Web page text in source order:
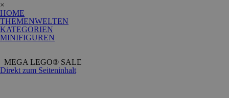
×
HOME
THEMENWELTEN
KATEGORIEN
MINIFIGUREN
MEGA LEGO® SALE
Direkt zum Seiteninhalt